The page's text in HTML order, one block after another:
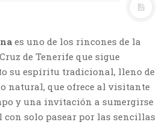
es uno de los rincones de la
de Tenerife que sigue
su espíritu tradicional, lleno de
natural, que ofrece al visitante
y una invitación a sumergirse
con solo pasear por las sencillas